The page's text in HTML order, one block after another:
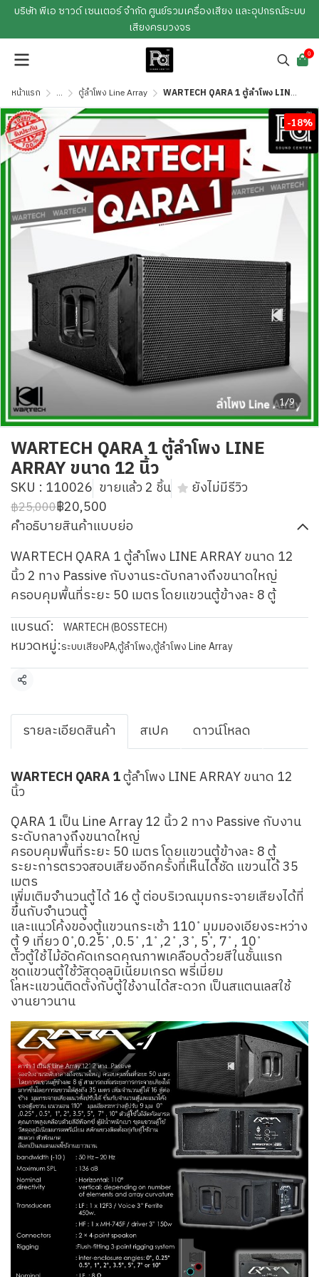
บริษัท พีเอ ซาวด์ เซนเตอร์ จำกัด ศูนย์รวมเครื่องเสียง และอุปกรณ์ระบบ
เสียงครบวงจร
0
หน้าแรก ... ตู้ลำโพง Line Array WARTECH QARA 1 ตู้ลำโพง LINE ARRAY ขนาด 12 นิ้ว
1/9
-18%
WARTECH QARA 1 ตู้ลำโพง LINE
ARRAY ขนาด 12 นิ้ว
SKU : 110026 ขายแล้ว 2 ชิ้น ยังไม่มีรีวิว
฿25,000฿20,500
คำอธิบายสินค้าแบบย่อ
WARTECH QARA 1 ตู้ลำโพง LINE ARRAY ขนาด 12
นิ้ว 2 ทาง Passive กับงานระดับกลางถึงขนาดใหญ่
ครอบคุมพื้นที่ระยะ 50 เมตร โดยแขวนตู้ข้างละ 8 ตู้
แบรนด์:
WARTECH (BOSSTECH)
หมวดหมู่:ระบบเสียงPA,ตู้ลำโพง,ตู้ลำโพง Line Array
แชร์
รายละเอียดสินค้า สเปค ดาวน์โหลด
WARTECH QARA 1ตู้ลำโพง LINE ARRAY ขนาด 12
นิ้ว
QARA 1 เป็น Line Array 12 นิ้ว 2 ทาง Passive กับงาน
ระดับกลางถึงขนาดใหญ่
ครอบคุมพื้นที่ระยะ 50 เมตร โดยแขวนตู้ข้างละ 8 ตู้
ระยะการตรวจสอบเสียงอีกครั้งที่เห็นได้ชัด แขวนได้ 35
เมตร
เพิ่มเติมจำนวนตู้ได้ 16 ตู้ ต่อบริเวณมุมกระจายเสียงได้ที่
ขึ้นกับจำนวนตู้
และแนวโค้งของตู้แขวนกระเช้า 110 ํ มุมมองเอียงระหว่าง
ตู้ 9 เที่ยว 0 ํ,0.25 ํ ,0.5 ํ ,1 ํ ,2 ํ ,3 ํ, 5 ํ, 7 ํ , 10 ํ
ตัวตู้ใช้ไม้อัดคัดเกรดคุณภาพเคลือบด้วยสีในชั้นแรก
ชุดแขวนตู้ใช้วัสดุอลูมิเนียมเกรด พรี่เมี่ยม
โลหะแขวนติดตั้งกับตู้ใช้งานได้สะดวก เป็นสแตนเลสใช้
งานยาวนาน